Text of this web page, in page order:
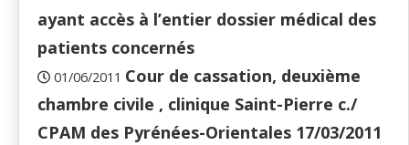
ayant accès à l’entier dossier médical des
patients concernés
01/06/2011 Cour de cassation, deuxième
chambre civile , clinique Saint-Pierre c./
CPAM des Pyrénées-Orientales 17/03/2011